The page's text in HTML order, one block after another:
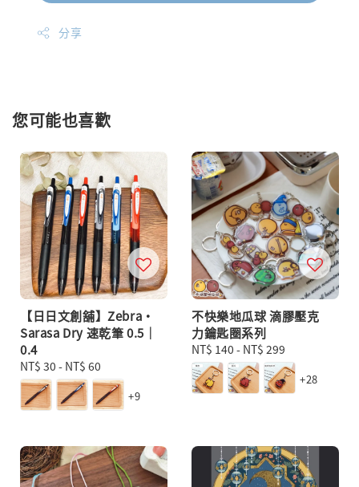
分享
您可能也喜歡
【日日文創舖】Zebra・
Sarasa Dry 速乾筆 0.5｜
0.4
Regular
price
NT$ 30 - NT$ 60
+9
不快樂地瓜球 滴膠壓克
力鑰匙圈系列
Regular
price
NT$ 140 - NT$ 299
+28